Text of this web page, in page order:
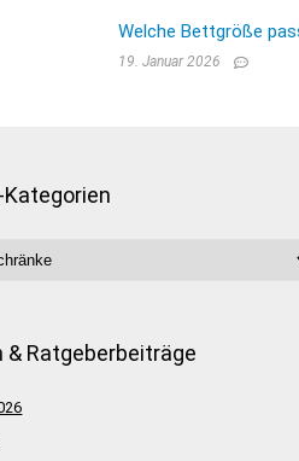
Welche Bettgröße
19. Januar 2026
& Ratgeberbeiträge